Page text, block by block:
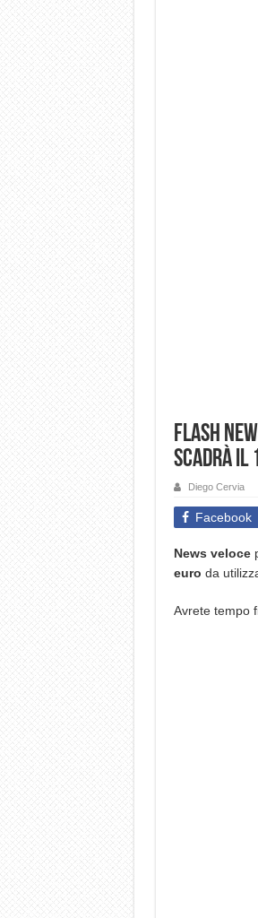
Flash
scadrà il
Diego Cervia
Facebook
News veloce
euro da
Avrete tempo